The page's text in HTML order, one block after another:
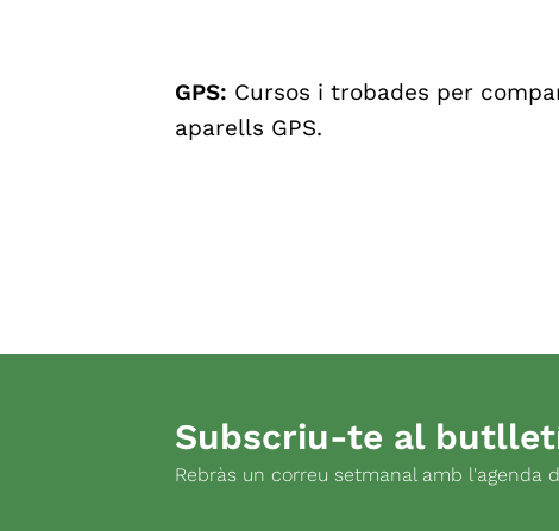
GPS: Cursos i trobades per
aparells GPS.
Subscriu-te al
Rebràs un correu setmanal amb l'agenda